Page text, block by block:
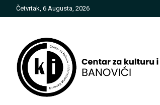
to
Četvrtak, 6 Augusta, 2026